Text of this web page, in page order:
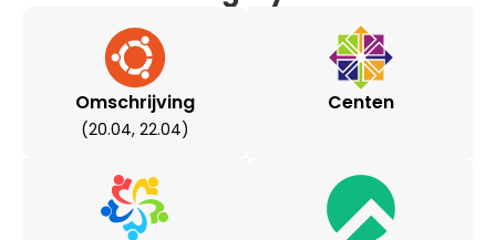
Omschrijving
(20.04, 22.04)
Centen